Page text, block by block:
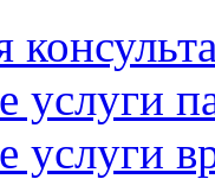
услуги
услуги